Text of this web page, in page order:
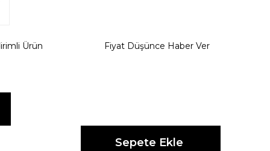
Ürün
Fiyat Düşünce Haber Ver